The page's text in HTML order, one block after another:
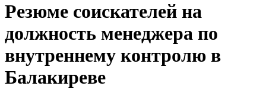
Резюме соискателей на
должность менеджера по
внутреннему контролю в
Балакиреве